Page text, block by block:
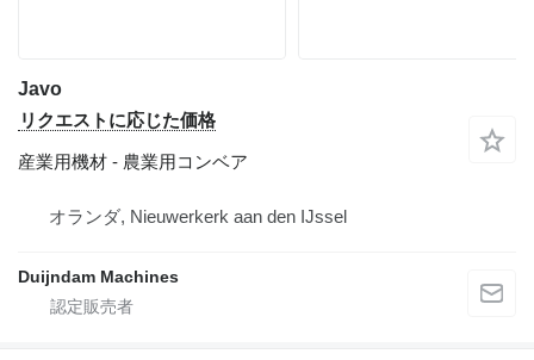
Javo
リクエストに応じた価格
産業用機材 - 農業用コンベア
オランダ, Nieuwerkerk aan den IJssel
Duijndam Machines